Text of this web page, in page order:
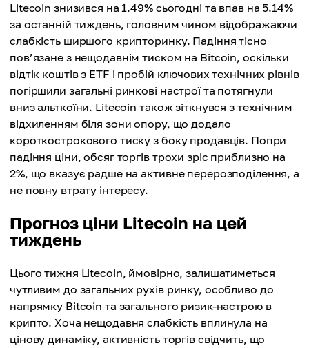
Litecoin знизився на 1.49% сьогодні та впав на 5.14%
за останній тиждень, головним чином відображаючи
слабкість ширшого крипторинку. Падіння тісно
пов’язане з нещодавнім тиском на Bitcoin, оскільки
відтік коштів з ETF і пробій ключових технічних рівнів
погіршили загальні ринкові настрої та потягнули
вниз альткоїни. Litecoin також зіткнувся з технічним
відхиленням біля зони опору, що додало
короткострокового тиску з боку продавців. Попри
падіння ціни, обсяг торгів трохи зріс приблизно на
2%, що вказує радше на активне перерозподілення, а
не повну втрату інтересу.
Прогноз ціни Litecoin на цей
тиждень
Цього тижня Litecoin, ймовірно, залишатиметься
чутливим до загальних рухів ринку, особливо до
напрямку Bitcoin та загального ризик-настрою в
крипто. Хоча нещодавня слабкість вплинула на
цінову динаміку, активність торгів свідчить, що